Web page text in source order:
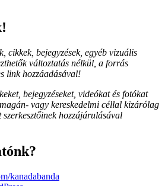
cikkek, bejegyzések, egyéb vizuális
változtatás nélkül, a forrás
link hozzáadásával!
bejegyzéseket, videókat és fotókat
vagy kereskedelmi céllal kizárólag
hozzájárulásával